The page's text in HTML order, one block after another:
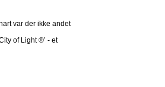
var der ikke andet
of Light ®’ - et